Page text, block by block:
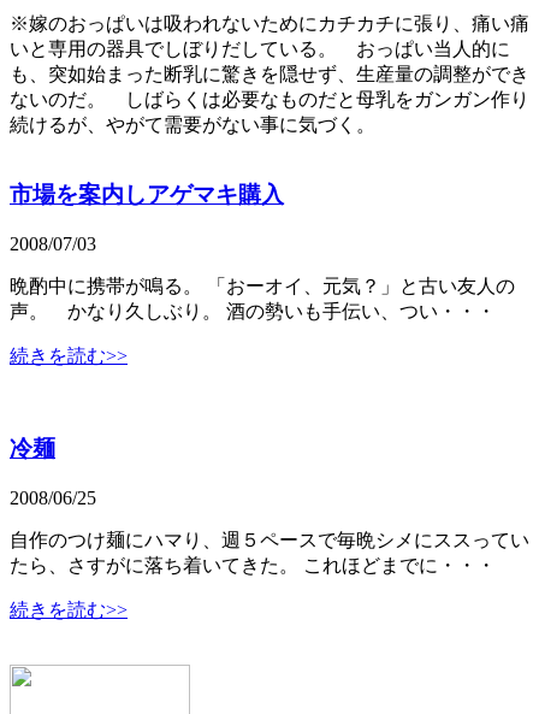
※嫁のおっぱいは吸われないためにカチカチに張り、痛い痛
いと専用の器具でしぼりだしている。 おっぱい当人的に
も、突如始まった断乳に驚きを隠せず、生産量の調整ができ
ないのだ。 しばらくは必要なものだと母乳をガンガン作り
続けるが、やがて需要がない事に気づく。
市場を案内しアゲマキ購入
2008/07/03
晩酌中に携帯が鳴る。 「おーオイ、元気？」と古い友人の
声。 かなり久しぶり。 酒の勢いも手伝い、つい・・・
続きを読む>>
冷麺
2008/06/25
自作のつけ麺にハマり、週５ペースで毎晩シメにススってい
たら、さすがに落ち着いてきた。 これほどまでに・・・
続きを読む>>